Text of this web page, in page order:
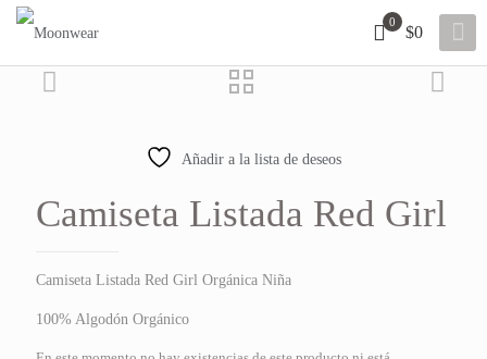
0
$0
Añadir a la lista de deseos
Camiseta Listada Red Girl
Camiseta Listada Red Girl Orgánica Niña
100% Algodón Orgánico